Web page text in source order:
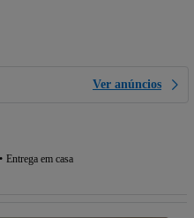
Ver anúncios
Entrega em casa